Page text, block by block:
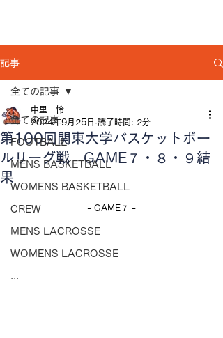
記事
全ての記事
FOOTBALL
MENS BASKETBALL
WOMENS BASKETBALL
CREW
MENS LACROSSE
WOMENS LACROSSE
...
全ての記事
第100回関東大学バスケットボー
ルリーグ戦 GAME７・８・９結
果
中里 怜
2024年9月25日 読了時間: 2分
- GAME７ -